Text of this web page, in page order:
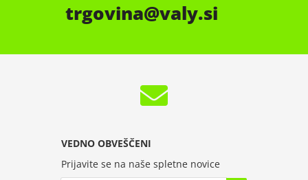
trgovina valy.si
VEDNO OBVEŠČENI
Prijavite se na naše spletne novice